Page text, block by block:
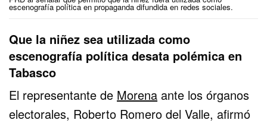
escenografía política en propaganda difundida en redes sociales.
Que la niñez sea utilizada como
escenografía política desata polémica en
Tabasco
El representante de Morena ante los órganos
electorales, Roberto Romero del Valle, afirmó